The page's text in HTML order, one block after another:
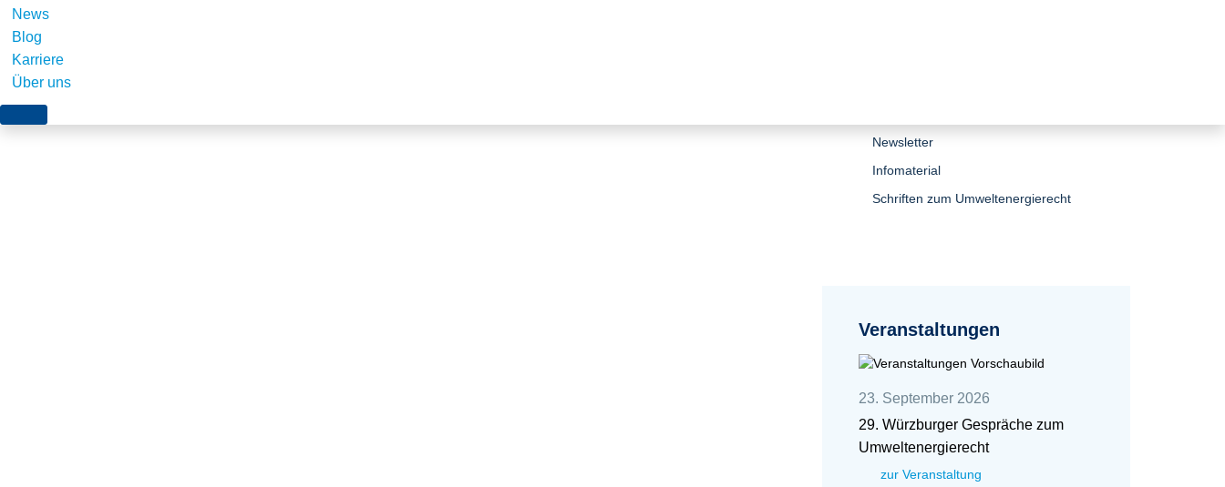
News
Blog
Karriere
Über uns
Newsletter
Infomaterial
Schriften zum Umweltenergierecht
Veranstaltungen
23. September 2026
29. Würzburger Gespräche zum
Umweltenergierecht
zur Veranstaltung